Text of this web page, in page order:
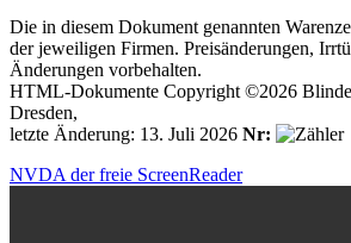
Die in diesem Dokument genannten
der jeweiligen Firmen. Preisänderungen,
Änderungen vorbehalten.
HTML-Dokumente Copyright ©2026
Dresden,
letzte Änderung: 13. Juli 2026 Nr:
NVDA der freie ScreenReader